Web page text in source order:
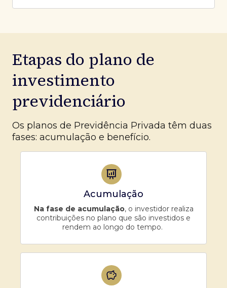
Etapas do plano de
investimento
previdenciário
Os planos de Previdência Privada têm duas
fases: acumulação e benefício.
Acumulação
Na fase de acumulação, o investidor realiza
contribuições no plano que são investidos e
rendem ao longo do tempo.